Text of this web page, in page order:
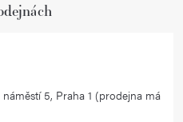
5, Praha 1 (prodejna má